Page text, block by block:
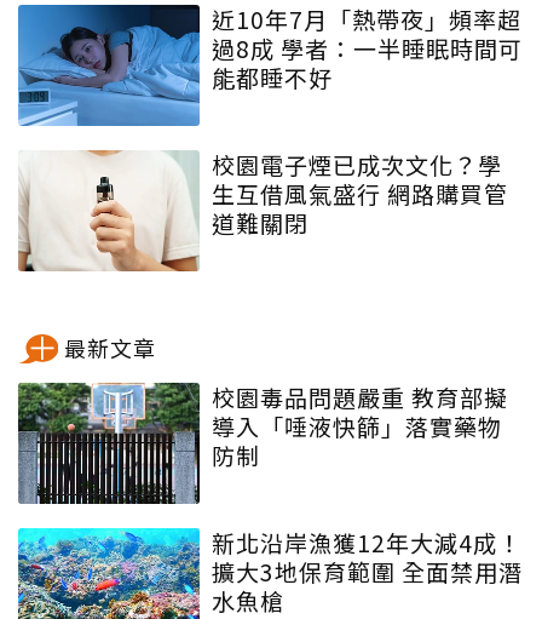
近10年7月「熱帶夜」頻率超
過8成 學者：一半睡眠時間可
能都睡不好
校園電子煙已成次文化？學
生互借風氣盛行 網路購買管
道難關閉
最新文章
校園毒品問題嚴重 教育部擬
導入「唾液快篩」落實藥物
防制
新北沿岸漁獲12年大減4成！
擴大3地保育範圍 全面禁用潛
水魚槍